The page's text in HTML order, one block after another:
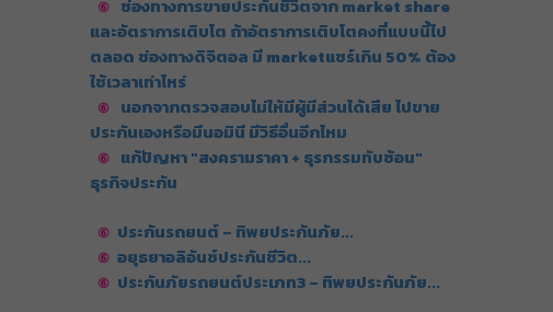
ช่องทางการขายประกันชีวิตจาก market share
และอัตราการเติบโต ถ้าอัตราการเติบโตคงที่แบบนี้ไป
ตลอด ช่องทางดิจิตอล มี marketแชร์เกิน 50% ต้อง
ใช้เวลาเท่าไหร่
นอกจากตรวจสอบไม่ให้มีผู้มีส่วนได้เสีย ไปขาย
ประกันเองหรือมีนอมินี มีวิธีอื่นอีกไหม
แก้ปัญหา "สงครามราคา + ธุรกรรมทับซ้อน"
ธุรกิจประกัน
ประกันรถยนต์ – ทิพยประกันภัย...
อยุธยาอลิอันซ์ประกันชีวิต...
ประกันภัยรถยนต์ประเภท3 – ทิพยประกันภัย...